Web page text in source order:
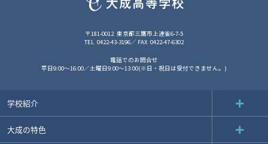
〒181-0012 東京都三鷹市上連雀6-7-5
TEL 0422-43-3196 FAX 0422-47-6302
電話でのお問合せ
平日9:00～16:00／土曜日9:00～13:00(※日・祝日は受付できません。)
学校紹介
大成の特色